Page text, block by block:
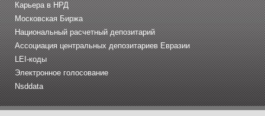
Карьера в НРД
Московская Биржа
Национальный расчетный депозитарий
Ассоциация центральных депозитариев Евразии
LEI-коды
Электронное голосование
Nsddata